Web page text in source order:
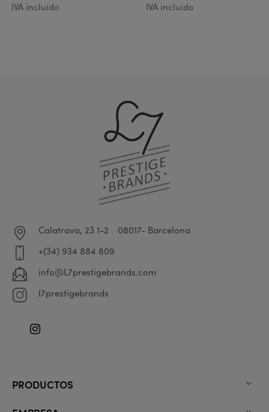
IVA incluido IVA incluido
Calatrava, 23 1-2
08017- Barcelona
+(34) 934 884 809
info@L7prestigebrands.com
l7prestigebrands
Instagram
PRODUCTOS 